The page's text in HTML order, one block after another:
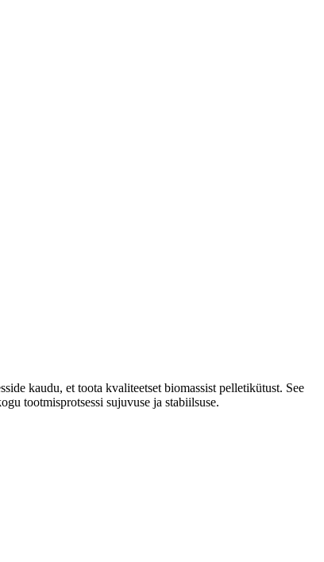
kaudu, et toota kvaliteetset biomassist pelletikütust. See
tootmisprotsessi sujuvuse ja stabiilsuse.